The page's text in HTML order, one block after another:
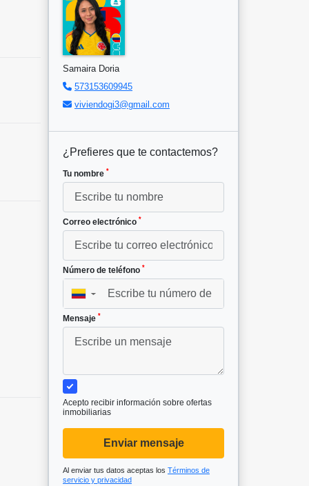
Samaira Doria
573153609945
viviendogi3@gmail.com
¿Prefieres que te contactemos?
Tu nombre *
Correo electrónico *
Número de teléfono *
▼
Mensaje *
Acepto recibir información sobre ofertas
inmobiliarias
Enviar mensaje
Al enviar tus datos aceptas los Términos de
servicio y privacidad